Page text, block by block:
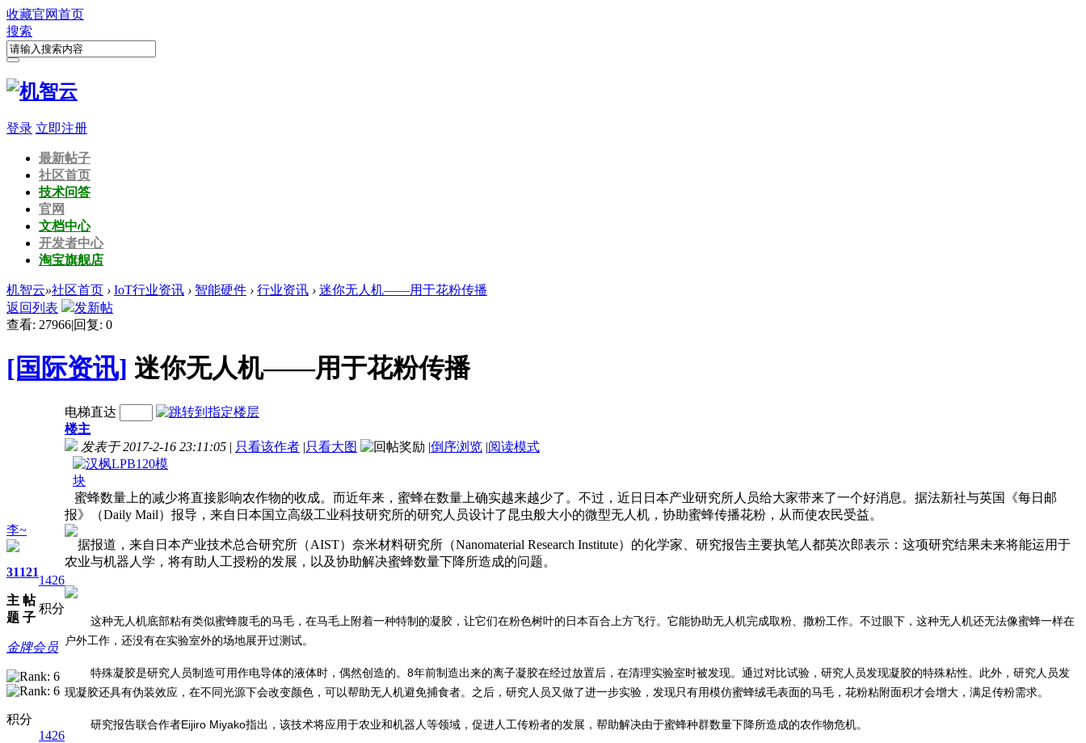
收藏官网首页
搜索
登录 立即注册
最新帖子
社区首页
技术问答
官网
文档中心
开发者中心
淘宝旗舰店
机智云»社区首页 › IoT行业资讯 › 智能硬件 › 行业资讯 › 迷你无人机——用于花粉传播
返回列表
发新帖
查看: 27966|回复: 0
[国际资讯] 迷你无人机——用于花粉传播
李~
31
主
题
121
帖
子
1426
积分
金牌会员
积分
1426
电梯直达
楼主
发表于 2017-2-16 23:11:05 | 只看该作者 |只看大图 |倒序浏览 |阅读模式
蜜蜂数量上的减少将直接影响农作物的收成。而近年来，蜜蜂在数量上确实越来越少了。不过，近日日本产业研究所人员给大家带来了一个好消息。据法新社与英国《每日邮
报》（Daily Mail）报导，来自日本国立高级工业科技研究所的研究人员设计了昆虫般大小的微型无人机，协助蜜蜂传播花粉，从而使农民受益。
据报道，来自日本产业技术总合研究所（AIST）奈米材料研究所（Nanomaterial Research Institute）的化学家、研究报告主要执笔人都英次郎表示：这项研究结果未来将能运用于
农业与机器人学，将有助人工授粉的发展，以及协助解决蜜蜂数量下降所造成的问题。
这种无人机底部粘有类似蜜蜂腹毛的马毛，在马毛上附着一种特制的凝胶，让它们在粉色树叶的日本百合上方飞行。它能协助无人机完成取粉、撒粉工作。不过眼下，这种无人机还无法像蜜蜂一样在
户外工作，还没有在实验室外的场地展开过测试。
特殊凝胶是研究人员制造可用作电导体的液体时，偶然创造的。8年前制造出来的离子凝胶在经过放置后，在清理实验室时被发现。通过对比试验，研究人员发现凝胶的特殊粘性。此外，研究人员发
现凝胶还具有伪装效应，在不同光源下会改变颜色，可以帮助无人机避免捕食者。之后，研究人员又做了进一步实验，发现只有用模仿蜜蜂绒毛表面的马毛，花粉粘附面积才会增大，满足传粉需求。
研究报告联合作者Eijiro Miyako指出，该技术将应用于农业和机器人等领域，促进人工传粉者的发展，帮助解决由于蜜蜂种群数量下降所造成的农作物危机。